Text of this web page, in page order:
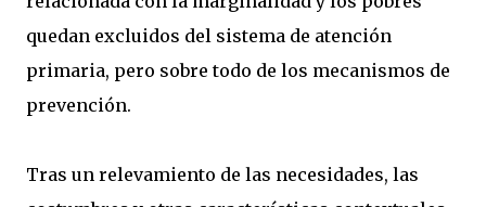
quedan excluidos del sistema de atención
primaria, pero sobre todo de los mecanismos de
prevención.
Tras un relevamiento de las necesidades, las